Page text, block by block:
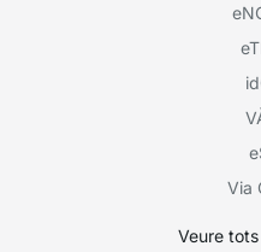
Via
Veure